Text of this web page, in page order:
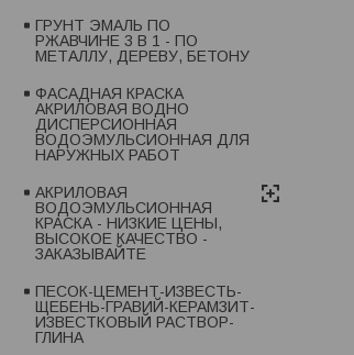
ГРУНТ ЭМАЛЬ ПО
РЖАВЧИНЕ 3 В 1 - ПО
МЕТАЛЛУ, ДЕРЕВУ, БЕТОНУ
ФАСАДНАЯ КРАСКА
АКРИЛОВАЯ ВОДНО
ДИСПЕРСИОННАЯ
ВОДОЭМУЛЬСИОННАЯ ДЛЯ
НАРУЖНЫХ РАБОТ
АКРИЛОВАЯ
ВОДОЭМУЛЬСИОННАЯ
КРАСКА - НИЗКИЕ ЦЕНЫ,
ВЫСОКОЕ КАЧЕСТВО -
ЗАКАЗЫВАЙТЕ
ПЕСОК-ЦЕМЕНТ-ИЗВЕСТЬ-
ЩЕБЕНЬ-ГРАВИЙ-КЕРАМЗИТ-
ИЗВЕСТКОВЫЙ РАСТВОР-
ГЛИНА